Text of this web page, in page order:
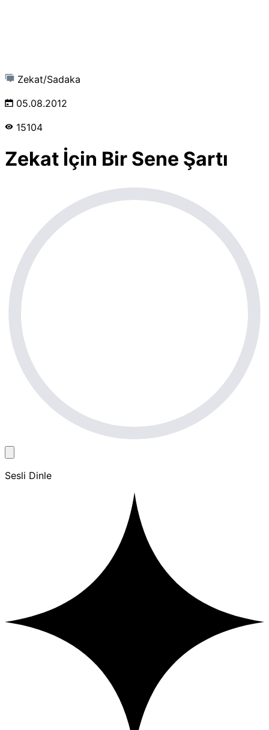
Zekat/Sadaka
05.08.2012
15104
Zekat İçin Bir Sene Şartı
Sesli Dinle